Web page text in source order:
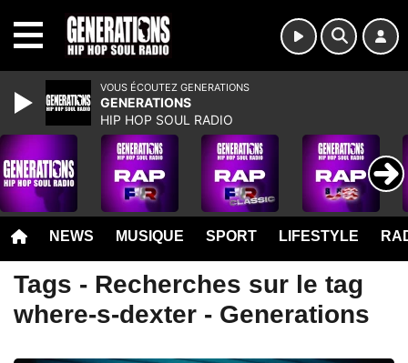
NEWS MUSIQUE SPORT LIFESTYLE
Tags - Recherches sur le tag
where-s-dexter - Generations
VOUS ÉCOUTEZ GENERATIONS
GENERATIONS
HIP HOP SOUL RADIO